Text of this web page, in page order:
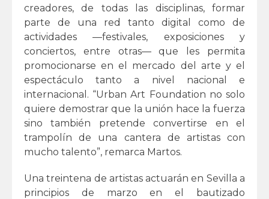
creadores, de todas las disciplinas, formar
parte de una red tanto digital como de
actividades —festivales, exposiciones y
conciertos, entre otras— que les permita
promocionarse en el mercado del arte y el
espectáculo tanto a nivel nacional e
internacional. “Urban Art Foundation no solo
quiere demostrar que la unión hace la fuerza
sino también pretende convertirse en el
trampolín de una cantera de artistas con
mucho talento”, remarca Martos.
Una treintena de artistas actuarán en Sevilla a
principios de marzo en el bautizado